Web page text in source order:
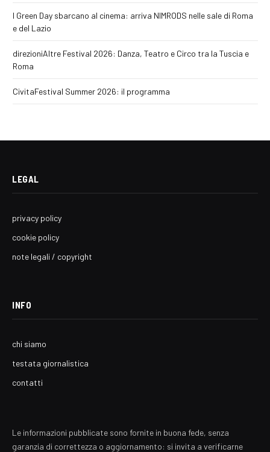
I Green Day sbarcano al cinema: arriva NIMRODS nelle sale di Roma
e del Lazio
direzioniAltre Festival 2026: Danza, Teatro e Circo tra la Tuscia e
Roma
CivitaFestival Summer 2026: il programma
LEGAL
privacy policy
cookie policy
note legali / copyright
INFO
chi siamo
testata giornalistica
contatti
Le informazioni pubblicate sono fornite in buona fede, senza
garanzia di correttezza o aggiornamento: si invita a verificarne